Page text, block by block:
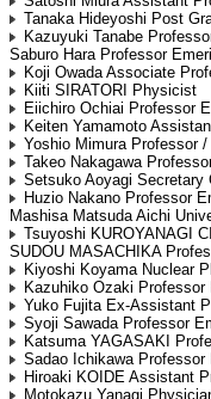
Tanaka Hideyoshi Post
Kazuyuki Tanabe
Saburo Hara Professor
Koji Owada Associate
Kiiti SIRATORI Physicist
Eiichiro Ochiai Professor
Keiten Yamamoto
Yoshio Mimura Professor
Takeo Nakagawa
Setsuko Aoyagi Secretary
Huzio Nakano Professor
Mashisa Matsuda Aichi
Tsuyoshi KUROYANAGI
SUDOU MASACHIKA
Kiyoshi Koyama Nuclear
Kazuhiko Ozaki
Yuko Fujita Ex-Assistant
Syoji Sawada Professor
Katsuma YAGASAKI
Sadao Ichikawa
Hiroaki KOIDE Assistant
Motokazu Yanagi